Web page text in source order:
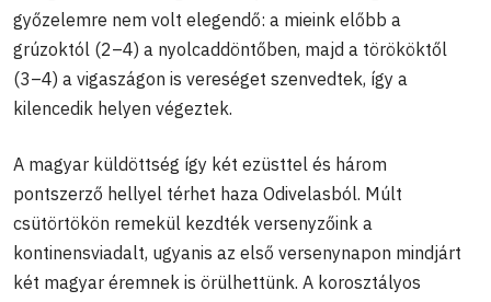
győzelemre nem volt elegendő: a mieink előbb a
grúzoktól (2–4) a nyolcaddöntőben, majd a törököktől
(3–4) a vigaszágon is vereséget szenvedtek, így a
kilencedik helyen végeztek.
A magyar küldöttség így két ezüsttel és három
pontszerző hellyel térhet haza Odivelasból. Múlt
csütörtökön remekül kezdték versenyzőink a
kontinensviadalt, ugyanis az első versenynapon mindjárt
két magyar éremnek is örülhettünk. A korosztályos